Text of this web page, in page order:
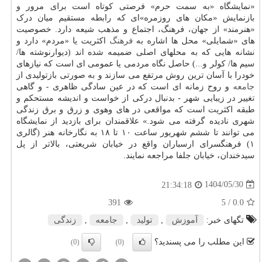
«نمایشگاه «به سمت حرم» فرصتی کوتاه است برای مرور و
بازنمایش «مکان های روزمره»ای که رابطه مستقیم میان درک
«هنرمند» از جهان، فرهنگ، اجتماع و مذهب شیعه دارد. خصوصیت
های «شمایلی» محل ها اشاره به فرهنگ اکثریت یا «مردم» دارد و
نشانه هایی که به محلهای اصلی ضمیمه شده اند (دیوارنوشته ها/
سیم ها/ کولر و...) حاصل نگاه مردمی یا عمومی ای است که نیازهای
خودرا با آسان ترین روش مرتفع می سازند و به صورتی بازتولیدی از
جامعه و روح زمانه ای است که در عین سادگی ظاهری - و گاهی
تغییر در زیبایی شهر - بدنبال درکی از خواست و اندیشه مستحکم و
طبقه اکثریت است که مواقعی در های وهوی و زرق و برق زندگی
شهری نادیده گرفته می شود.» علاقمندان برای بازدید از نمایشگاه
می توانند تا ششم شهریور ساعت ۱۰ تا ۱۸ به نگارخانه هنر (گالری
۱) فرهنگسرای ارسباران واقع در خیابان شریعتی، بالاتر از پل
سیدخندان، خیابان جلفا مراجعه نمایند.
1404/05/30
21:34:18
0.0
/ 5
391
تگهای خبر:
آموزش تولید جامعه زندگی
این مطلب را می پسندید؟ (0)
(0)